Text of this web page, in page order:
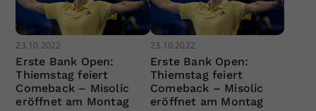
23.10.2022
Erste Bank Open:
Thiemstag feiert
Comeback – Misolic
eröffnet am Montag
23.10.2022
Erste Bank Open:
Thiemstag feiert
Comeback – Misolic
eröffnet am Montag